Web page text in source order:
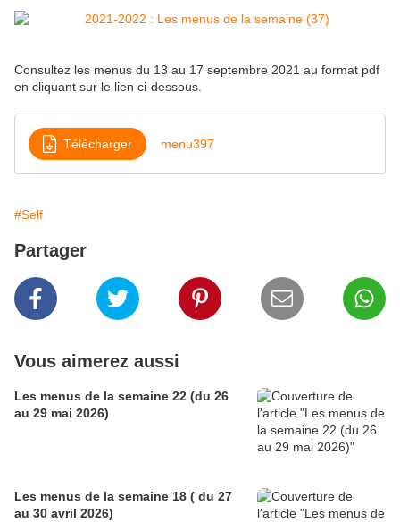
Consultez les menus du 13 au 17 septembre 2021 au format pdf
en cliquant sur le lien ci-dessous.
Télécharger menu397
#Self
Partager
Vous aimerez aussi
Les menus de la semaine 22 (du 26
au 29 mai 2026)
Les menus de la semaine 18 ( du 27
au 30 avril 2026)